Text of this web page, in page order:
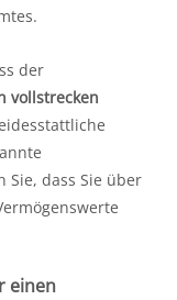
der
vollstrecken
Sie, dass Sie über
einen